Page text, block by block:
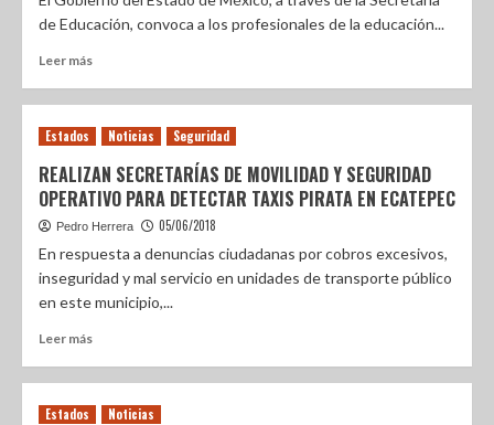
de Educación, convoca a los profesionales de la educación...
Leer más
Estados Noticias Seguridad
REALIZAN SECRETARÍAS DE MOVILIDAD Y SEGURIDAD
OPERATIVO PARA DETECTAR TAXIS PIRATA EN ECATEPEC
Pedro Herrera 05/06/2018
En respuesta a denuncias ciudadanas por cobros excesivos,
inseguridad y mal servicio en unidades de transporte público
en este municipio,...
Leer más
Estados Noticias